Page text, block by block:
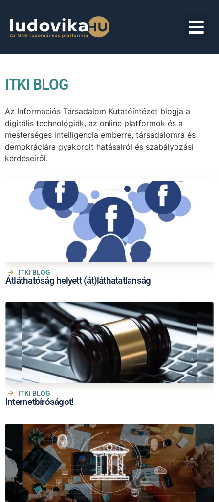
ITKI BLOG
Az Információs Társadalom Kutatóintézet blogja a
digitális technológiák, az online platformok és a
mesterséges intelligencia emberre, társadalomra és
demokráciára gyakorolt hatásairól és szabályozási
kérdéseiről.
ITKI BLOG
Átláthatóság helyett (át)láthatatlanság
ITKI BLOG
Internetbíróságot!